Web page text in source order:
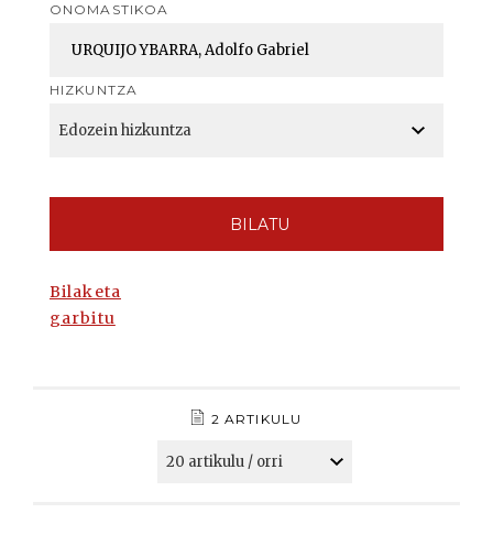
ONOMASTIKOA
HIZKUNTZA
BILATU
Bilaketa
garbitu
2 ARTIKULU